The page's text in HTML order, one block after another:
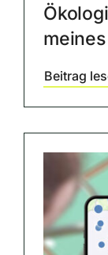
Beitrag